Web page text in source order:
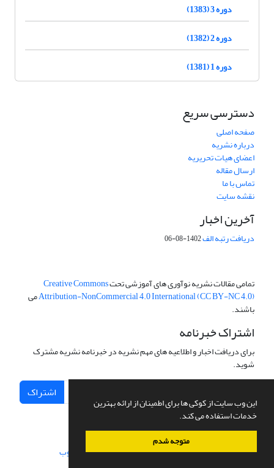
این وب سایت از کوکی ها برای اطمینان از ارائه بهترین
خدمات استفاده می کند.
متوجه شدم
دوره 3 (1383)
دوره 2 (1382)
دوره 1 (1381)
دسترسی سریع
صفحه اصلی
درباره نشریه
اعضای هیات تحریریه
ارسال مقاله
تماس با ما
نقشه سایت
آخرین اخبار
دریافت رتبه الف1402-08-06
تمامی مقالات نشریه نوآوری های آموزشی تحتCreative Commons
Attribution-NonCommercial 4.0 International (CC BY-NC 4.0)می
باشند.
اشتراک خبرنامه
برای دریافت اخبار و اطلاعیه های مهم نشریه در خبرنامه نشریه مشترک
شوید.
اشتراک
سامانه مدیریت نشریات علمی.طراحی و پیاده سازی از سیناوب